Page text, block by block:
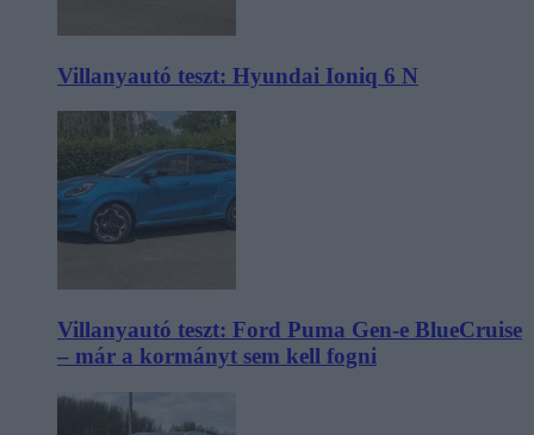
Villanyautó teszt: Hyundai Ioniq 6 N
Villanyautó teszt: Ford Puma Gen-e BlueCruise
– már a kormányt sem kell fogni